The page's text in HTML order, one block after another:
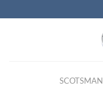
to
SCOTSMAN